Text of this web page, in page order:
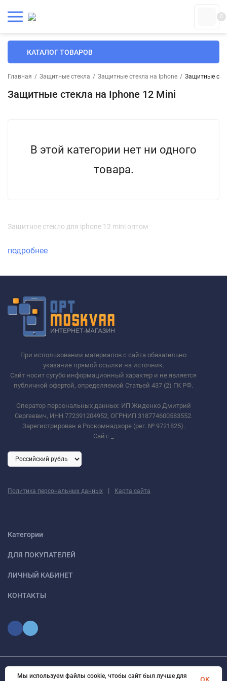
0
КАТАЛОГ ТОВАРОВ
Главная / Защитные стекла / Защитные стекла на Iphone / Защитные
Защитные стекла на Iphone 12 Mini
В этой категории нет ни одного
товара.
Защитное стекло для iphone 12 mini оптом
подробнее
При использовании материалов с сайта обязательно
указание прямой ссылки на источник.
Сайт носит сугубо информационный характер и не является
публичной офертой, определяемой Статьей 437 (2) ГК РФ.
Оператор персональных данных: ИП Жиденко Дмитрий
Сергеевич, ИНН 772391204952, ОГРНИП 318774600583552.
Зарегистрирован в Роскомнадзоре (рег. № 9721825).
Сайт:
Политика персональных данных | Карта сайта
Категории
ДЛЯ ПОКУПАТЕЛЕЙ
ЛИЧНЫЙ КАБИНЕТ
КОНТАКТЫ
© 2026 optmoskvaa.ru Все права защищены
Мы используем файлы cookie, чтобы сайт был лучше для